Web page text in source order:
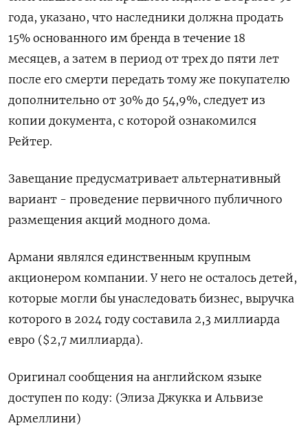
года, указано, что наследники должна продать
15% основанного им бренда в течение 18
месяцев, а затем в период от трех до пяти лет
после его смерти передать тому же покупателю
дополнительно от 30% до 54,9%, следует из
копии документа, с которой ознакомился
Рейтер.
Завещание предусматривает альтернативный
вариант - проведение первичного публичного
размещения акций модного дома.
Армани являлся единственным крупным
акционером компании. У него не осталось детей,
которые могли бы унаследовать бизнес, выручка
которого в 2024 году составила 2,3 миллиарда
евро ($2,7 миллиарда).
Оригинал сообщения на английском языке
доступен по коду: (Элиза Джукка и Альвизе
Армеллини)